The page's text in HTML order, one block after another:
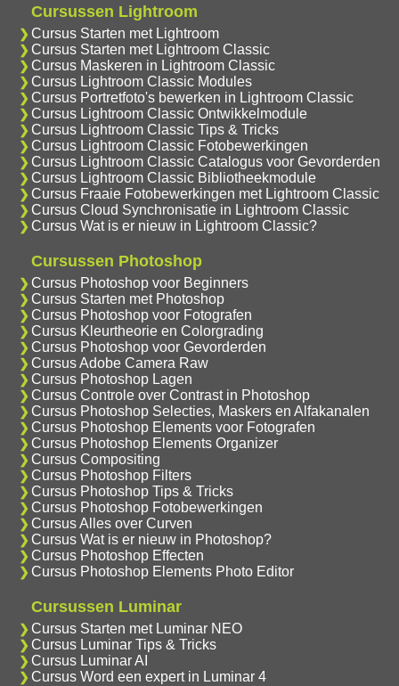
Cursussen Lightroom
Cursus Starten met Lightroom
Cursus Starten met Lightroom Classic
Cursus Maskeren in Lightroom Classic
Cursus Lightroom Classic Modules
Cursus Portretfoto's bewerken in Lightroom Classic
Cursus Lightroom Classic Ontwikkelmodule
Cursus Lightroom Classic Tips & Tricks
Cursus Lightroom Classic Fotobewerkingen
Cursus Lightroom Classic Catalogus voor Gevorderden
Cursus Lightroom Classic Bibliotheekmodule
Cursus Fraaie Fotobewerkingen met Lightroom Classic
Cursus Cloud Synchronisatie in Lightroom Classic
Cursus Wat is er nieuw in Lightroom Classic?
Cursussen Photoshop
Cursus Photoshop voor Beginners
Cursus Starten met Photoshop
Cursus Photoshop voor Fotografen
Cursus Kleurtheorie en Colorgrading
Cursus Photoshop voor Gevorderden
Cursus Adobe Camera Raw
Cursus Photoshop Lagen
Cursus Controle over Contrast in Photoshop
Cursus Photoshop Selecties, Maskers en Alfakanalen
Cursus Photoshop Elements voor Fotografen
Cursus Photoshop Elements Organizer
Cursus Compositing
Cursus Photoshop Filters
Cursus Photoshop Tips & Tricks
Cursus Photoshop Fotobewerkingen
Cursus Alles over Curven
Cursus Wat is er nieuw in Photoshop?
Cursus Photoshop Effecten
Cursus Photoshop Elements Photo Editor
Cursussen Luminar
Cursus Starten met Luminar NEO
Cursus Luminar Tips & Tricks
Cursus Luminar AI
Cursus Word een expert in Luminar 4